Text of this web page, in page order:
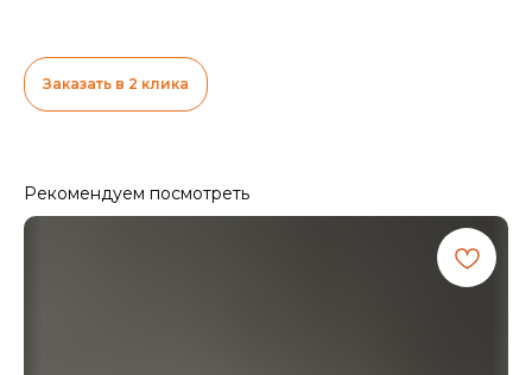
Заказать в 2 клика
Рекомендуем посмотреть